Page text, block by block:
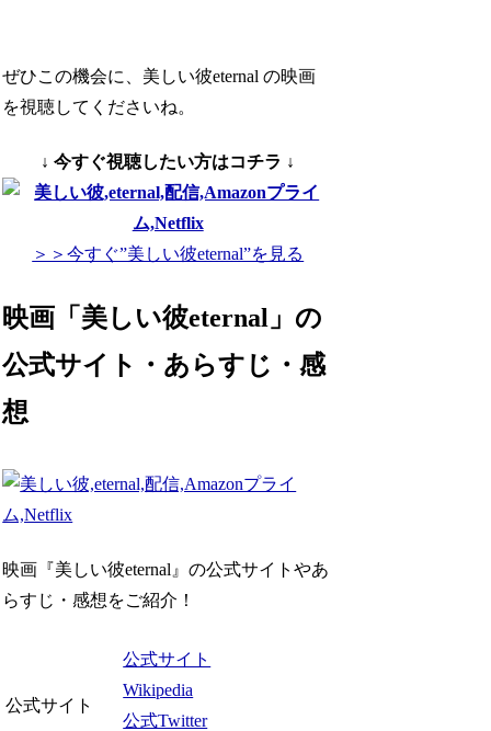
ぜひこの機会に、美しい彼eternal の映画
を視聴してくださいね。
↓ 今すぐ視聴したい方はコチラ ↓
＞＞今すぐ”美しい彼eternal”を見る
映画「美しい彼eternal」の
公式サイト・あらすじ・感
想
映画『美しい彼eternal』の公式サイトやあ
らすじ・感想をご紹介！
公式サイト
公式サイト
Wikipedia
公式Twitter